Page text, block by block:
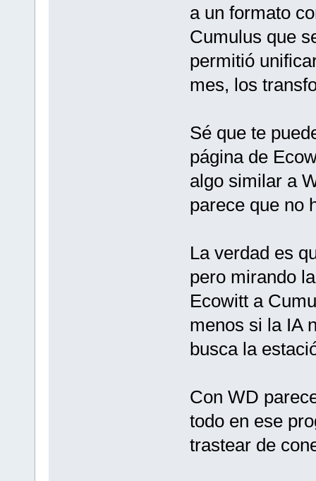
a un formato
Cumulus que
permitió
mes, los
Sé que te
página de
algo similar a
parece que no
La verdad es
pero mirando
Ecowitt a
menos si la IA
busca la
Con WD
todo en ese
trastear de